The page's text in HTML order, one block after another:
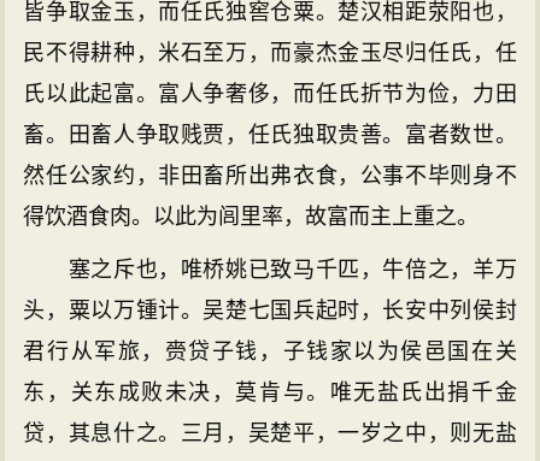
皆争取金玉，而任氏独窖仓粟。楚汉相距荥阳也，
民不得耕种，米石至万，而豪杰金玉尽归任氏，任
氏以此起富。富人争奢侈，而任氏折节为俭，力田
畜。田畜人争取贱贾，任氏独取贵善。富者数世。
然任公家约，非田畜所出弗衣食，公事不毕则身不
得饮酒食肉。以此为闾里率，故富而主上重之。
塞之斥也，唯桥姚已致马千匹，牛倍之，羊万
头，粟以万锺计。吴楚七国兵起时，长安中列侯封
君行从军旅，赍贷子钱，子钱家以为侯邑国在关
东，关东成败未决，莫肯与。唯无盐氏出捐千金
贷，其息什之。三月，吴楚平，一岁之中，则无盐